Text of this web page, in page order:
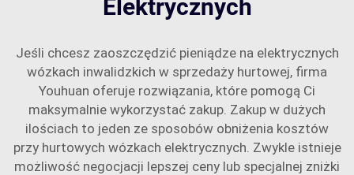
Elektrycznych
Jeśli chcesz zaoszczędzić pieniądze na elektrycznych
wózkach inwalidzkich w sprzedaży hurtowej, firma
Youhuan oferuje rozwiązania, które pomogą Ci
maksymalnie wykorzystać zakup. Zakup w dużych
ilościach to jeden ze sposobów obniżenia kosztów
przy hurtowych wózkach elektrycznych. Zwykle istnieje
możliwość negocjacji lepszej ceny lub specjalnej zniżki